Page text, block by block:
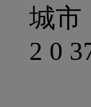
城市
2 0